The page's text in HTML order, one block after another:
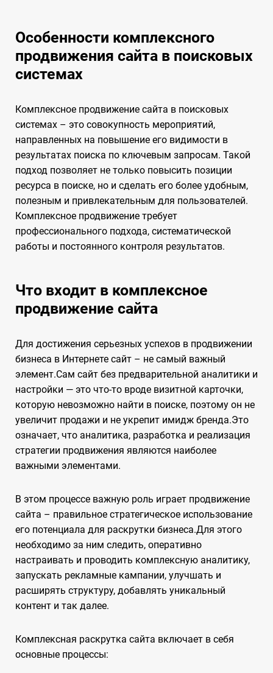
Особенности комплексного
продвижения сайта в поисковых
системах
Комплексное продвижение сайта в поисковых
системах – это совокупность мероприятий,
направленных на повышение его видимости в
результатах поиска по ключевым запросам. Такой
подход позволяет не только повысить позиции
ресурса в поиске, но и сделать его более удобным,
полезным и привлекательным для пользователей.
Комплексное продвижение требует
профессионального подхода, систематической
работы и постоянного контроля результатов.
Что входит в комплексное
продвижение сайта
Для достижения серьезных успехов в продвижении
бизнеса в Интернете сайт – не самый важный
элемент.Сам сайт без предварительной аналитики и
настройки — это что-то вроде визитной карточки,
которую невозможно найти в поиске, поэтому он не
увеличит продажи и не укрепит имидж бренда.Это
означает, что аналитика, разработка и реализация
стратегии продвижения являются наиболее
важными элементами.
В этом процессе важную роль играет продвижение
сайта – правильное стратегическое использование
его потенциала для раскрутки бизнеса.Для этого
необходимо за ним следить, оперативно
настраивать и проводить комплексную аналитику,
запускать рекламные кампании, улучшать и
расширять структуру, добавлять уникальный
контент и так далее.
Комплексная раскрутка сайта включает в себя
основные процессы: